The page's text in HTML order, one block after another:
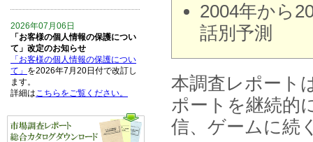
2004年から
話別予測
本調査レポート
ポートを継続的
信、ゲームに続
2026年07月06日
「お客様の個人情報の保護につい
て」改定のお知らせ
「お客様の個人情報の保護につい
て」 を2026年7月20日付で改訂し
ます。
詳細はこちらをご覧ください。
2026年06月15日
6月15日、「中国の医療保険医薬